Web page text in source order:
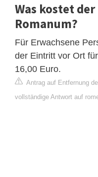
Was kostet
Romanum?
Für Erwachsene
der Eintritt vor Ort
16,00 Euro.
Antrag auf Entfernung
vollständige Antwort auf